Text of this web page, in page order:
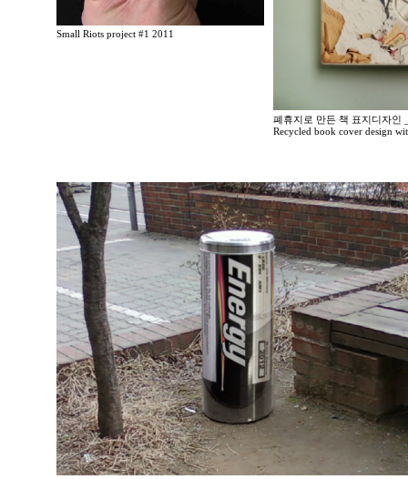
Small Riots project #1 2011
폐휴지로 만든 책 표지디자인
Recycled book cover design